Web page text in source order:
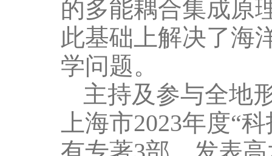
的多能耦合集成原
此基础上解决了海
学问题。
主持及参与全地
上海市2023年度“